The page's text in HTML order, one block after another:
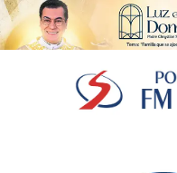
Sair